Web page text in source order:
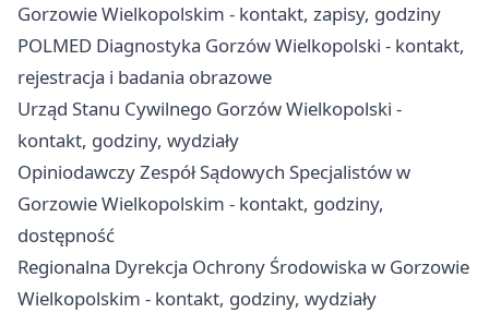
Gorzowie Wielkopolskim - kontakt, zapisy, godziny
POLMED Diagnostyka Gorzów Wielkopolski - kontakt,
rejestracja i badania obrazowe
Urząd Stanu Cywilnego Gorzów Wielkopolski -
kontakt, godziny, wydziały
Opiniodawczy Zespół Sądowych Specjalistów w
Gorzowie Wielkopolskim - kontakt, godziny,
dostępność
Regionalna Dyrekcja Ochrony Środowiska w Gorzowie
Wielkopolskim - kontakt, godziny, wydziały